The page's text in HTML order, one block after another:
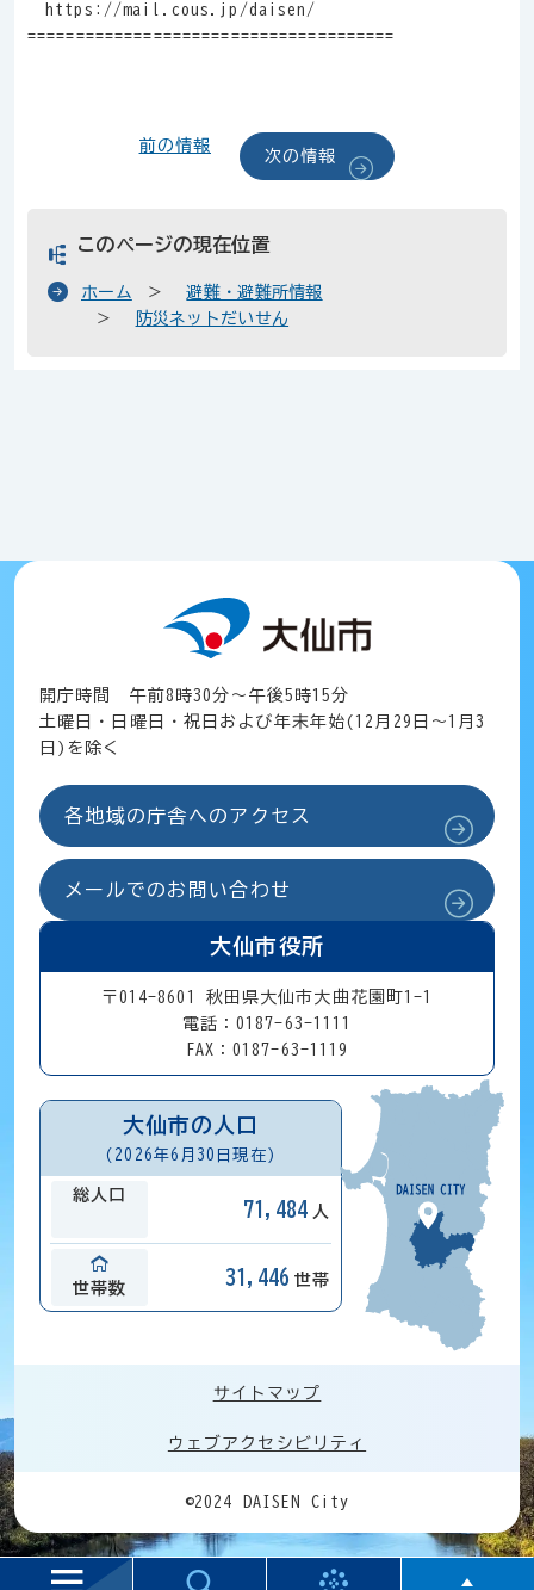
https://mail.cous.jp/daisen/
======================================
前の情報
次の情報
このページの現在位置
ホーム
避難・避難所情報
防災ネットだいせん
開庁時間 午前8時30分～午後5時15分
土曜日・日曜日・祝日および年末年始(12月29日～1月3
日)を除く
各地域の庁舎へのアクセス
メールでのお問い合わせ
大仙市役所
〒014-8601 秋田県大仙市大曲花園町1-1
電話：0187-63-1111
FAX：0187-63-1119
大仙市の人口
(2026年6月30日現在)
総人口
71,484 人
世帯数
31,446 世帯
サイトマップ
ウェブアクセシビリティ
©2024 DAISEN City